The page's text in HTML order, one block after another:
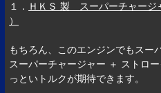
１． ＨＫＳ 製 スーパーチャージ
）
もちろん、このエンジンでもスー
スーパーチャージャー ＋ ストロ
っといトルクが期待できます。